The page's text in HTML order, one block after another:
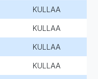
KULLAA
KULLAA
KULLAA
KULLAA